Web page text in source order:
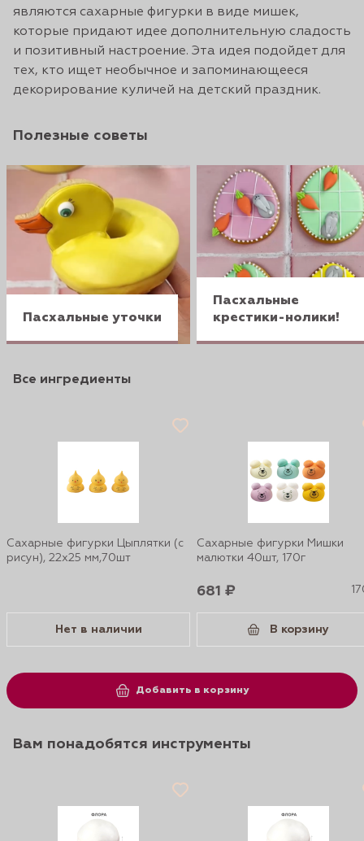
являются сахарные фигурки в виде мишек,
которые придают идее дополнительную сладость
и позитивный настроение. Эта идея подойдет для
тех, кто ищет необычное и запоминающееся
декорирование куличей на детский праздник.
Полезные советы
Пасхальные уточки
Пасхальные
крестики-нолики!
Все ингредиенты
Сахарные фигурки Цыплятки (с
рисун), 22х25 мм,70шт
Нет в наличии
Сахарные фигурки Мишки
малютки 40шт, 170г
681 ₽
В корзину
Добавить в корзину
Вам понадобятся инструменты